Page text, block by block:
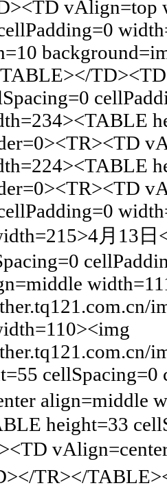
vAlign=top
月13
height=33
TR></